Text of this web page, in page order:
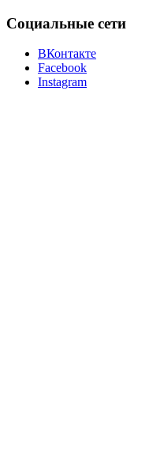
Социальные сети
ВКонтакте
Facebook
Instagram